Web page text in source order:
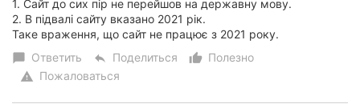
1. Сайт до сих пір не перейшов на державну мову.
2. В підвалі сайту вказано 2021 рік.
Таке враження, що сайт не працює з 2021 року.
chat_bubble Ответить reply Поделиться thumb_up_alt
Полезно
warning Пожаловаться